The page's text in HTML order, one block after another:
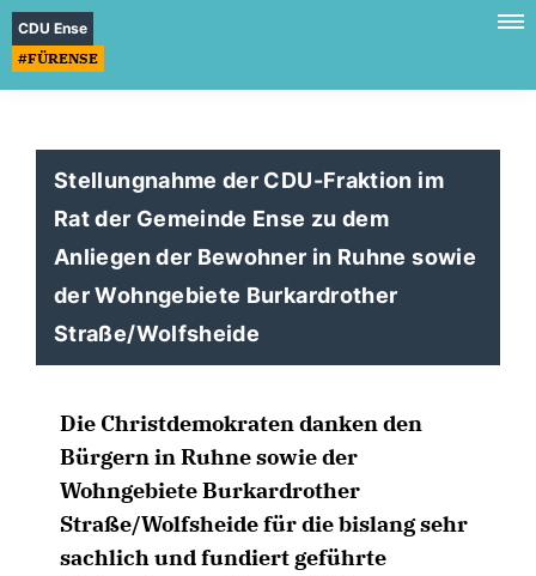
CDU Ense
#FÜRENSE
Stellungnahme der CDU-Fraktion im
Rat der Gemeinde Ense zu dem
Anliegen der Bewohner in Ruhne sowie
der Wohngebiete Burkardrother
Straße/Wolfsheide
Die Christdemokraten danken den
Bürgern in Ruhne sowie der
Wohngebiete Burkardrother
Straße/Wolfsheide für die bislang sehr
sachlich und fundiert geführte